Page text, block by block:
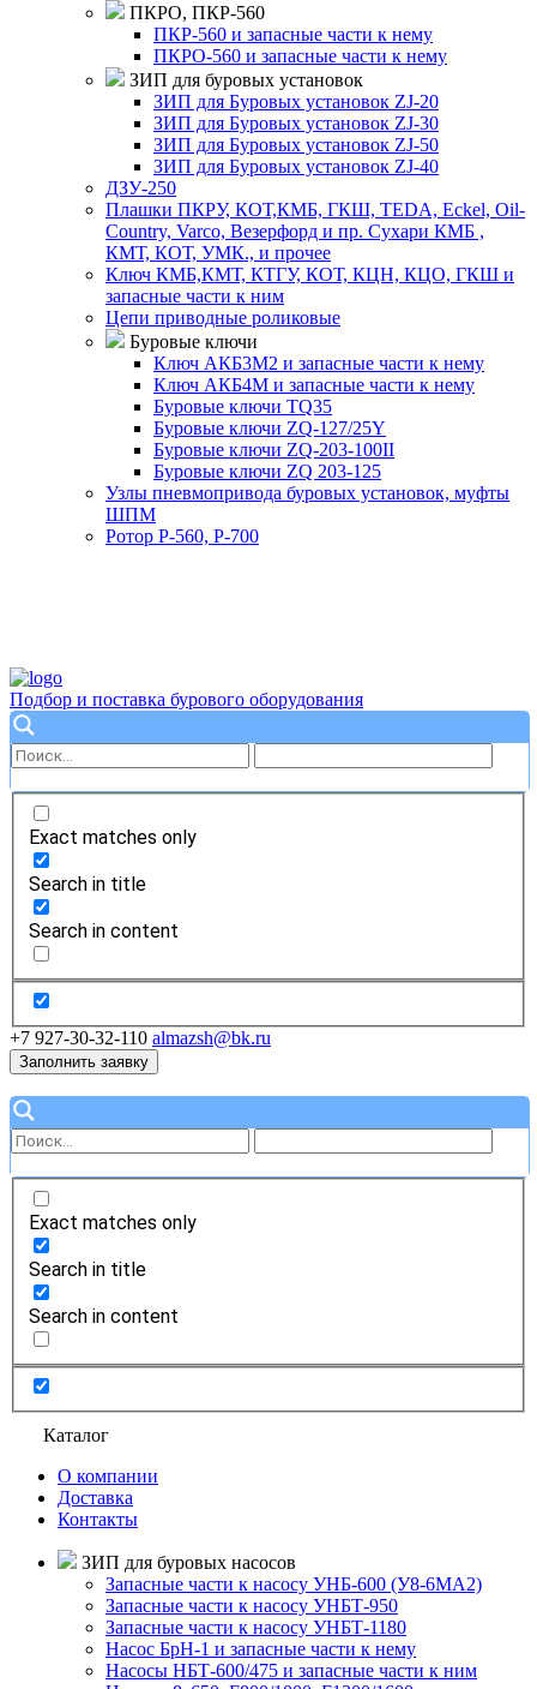
ПКРО, ПКР-560
ПКР-560 и запасные части к нему
ПКРО-560 и запасные части к нему
ЗИП для буровых установок
ЗИП для Буровых установок ZJ-20
ЗИП для Буровых установок ZJ-30
ЗИП для Буровых установок ZJ-50
ЗИП для Буровых установок ZJ-40
ДЗУ-250
Плашки ПКРУ, КОТ,КМБ, ГКШ, TEDA, Eckel, Oil-
Country, Varco, Везерфорд и пр. Сухари КМБ ,
КМТ, КОТ, УМК., и прочее
Ключ КМБ,КМТ, КТГУ, КОТ, КЦН, КЦО, ГКШ и
запасные части к ним
Цепи приводные роликовые
Буровые ключи
Ключ АКБ3М2 и запасные части к нему
Ключ АКБ4М и запасные части к нему
Буровые ключи TQ35
Буровые ключи ZQ-127/25Y
Буровые ключи ZQ-203-100II
Буровые ключи ZQ 203-125
Узлы пневмопривода буровых установок, муфты
ШПМ
Ротор Р-560, Р-700
Подбор и поставка бурового оборудования
Exact matches only
Search in title
Search in content
+7 927-30-32-110 almazsh@bk.ru
Заполнить заявку
Exact matches only
Search in title
Search in content
Каталог
О компании
Доставка
Контакты
ЗИП для буровых насосов
Запасные части к насосу УНБ-600 (У8-6МА2)
Запасные части к насосу УНБТ-950
Запасные части к насосу УНБТ-1180
Насос БрН-1 и запасные части к нему
Насосы НБТ-600/475 и запасные части к ним